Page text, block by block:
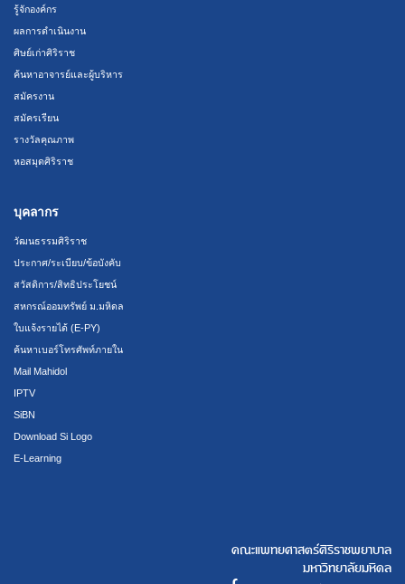
รู้จักองค์กร
ผลการดำเนินงาน
ศิษย์เก่าศิริราช
ค้นหาอาจารย์และผู้บริหาร
สมัครงาน
สมัครเรียน
รางวัลคุณภาพ
หอสมุดศิริราช
บุคลากร
วัฒนธรรมศิริราช
ประกาศ/ระเบียบ/ข้อบังคับ
สวัสดิการ/สิทธิประโยชน์
สหกรณ์ออมทรัพย์ ม.มหิดล
ใบแจ้งรายได้ (E-PY)
ค้นหาเบอร์โทรศัพท์ภายใน
Mail Mahidol
IPTV
SiBN
Download Si Logo
E-Learning
คณะแพทยศาสตร์ศิริราชพยาบาล
มหาวิทยาลัยมหิดล